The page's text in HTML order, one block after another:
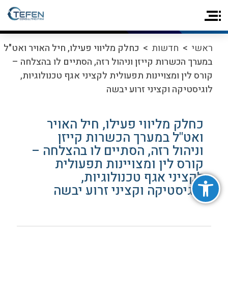
פתח סרגל נגישות
ראשי > חדשות > כחלק מליווי פעילו, חיל האויר ואט"ל
במערך הכשרות קייזן וניהול רזה, הסתיים לו בהצלחה –
קורס לין ומצויינות תפעולית לקציני אגף טכנולוגיות,
לוגיסטיקה וקציני זרוע יבשה
כחלק מליווי פעילו, חיל האויר
ואט"ל במערך הכשרות קייזן
וניהול רזה, הסתיים לו בהצלחה –
קורס לין ומצויינות תפעולית
לקציני אגף טכנולוגיות,
לוגיסטיקה וקציני זרוע יבשה